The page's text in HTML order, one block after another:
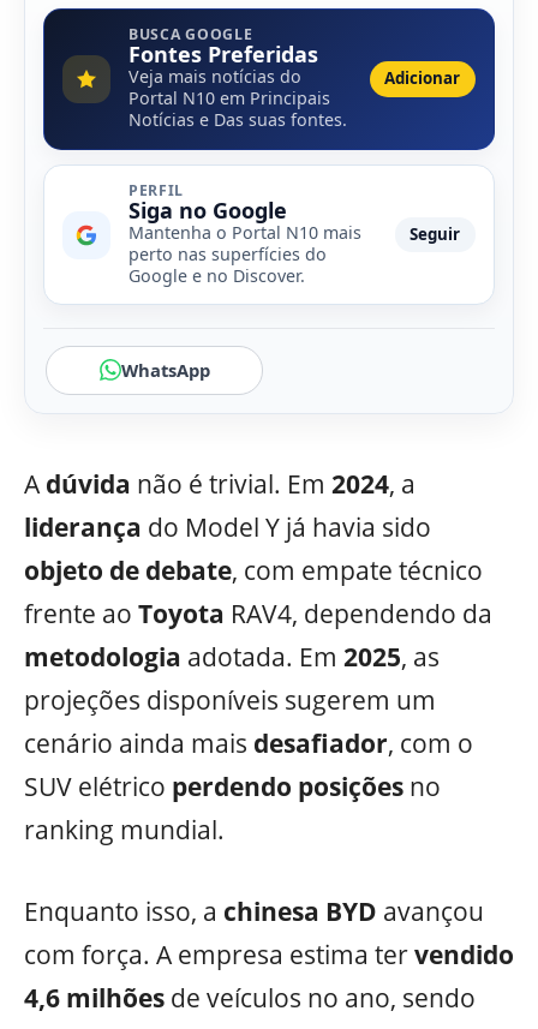
BUSCA GOOGLE
Fontes Preferidas
Veja mais notícias do
Portal N10 em Principais
Notícias e Das suas fontes.
Adicionar
PERFIL
Siga no Google
Mantenha o Portal N10 mais
perto nas superfícies do
Google e no Discover.
Seguir
WhatsApp
Adúvida não é trivial. Em 2024, a
liderança do Model Y já havia sido
objeto de debate, com empate técnico
frente ao Toyota RAV4, dependendo da
metodologia adotada. Em 2025, as
projeções disponíveis sugerem um
cenário ainda mais desafiador, com o
SUV elétrico perdendo posições no
ranking mundial.
Enquanto isso, a chinesa BYD avançou
com força. A empresa estima tervendido
4,6 milhões de veículos no ano, sendo